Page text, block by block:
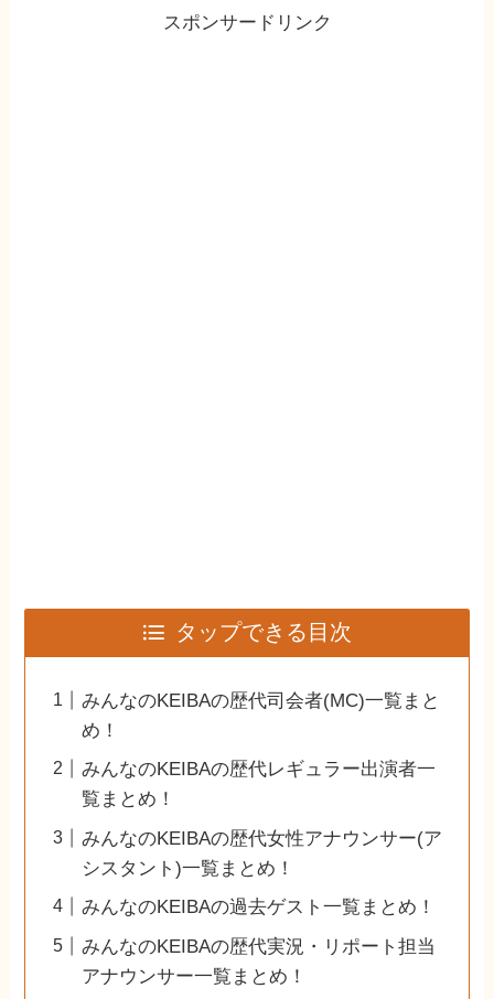
スポンサードリンク
タップできる目次
みんなのKEIBAの歴代司会者(MC)一覧まと
め！
みんなのKEIBAの歴代レギュラー出演者一
覧まとめ！
みんなのKEIBAの歴代女性アナウンサー(ア
シスタント)一覧まとめ！
みんなのKEIBAの過去ゲスト一覧まとめ！
みんなのKEIBAの歴代実況・リポート担当
アナウンサー一覧まとめ！